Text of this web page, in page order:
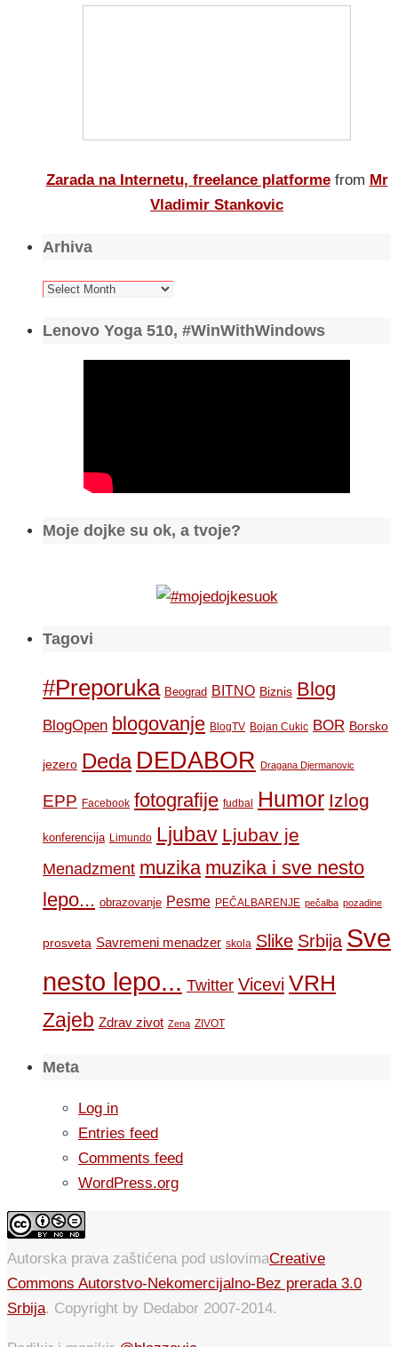
Zarada na Internetu, freelance platforme from Mr
Vladimir Stankovic
Arhiva
Arhiva
Lenovo Yoga 510, #WinWithWindows
Moje dojke su ok, a tvoje?
Tagovi
#Preporuka Beograd BITNO Biznis Blog
BlogOpen blogovanje BlogTV Bojan Cukic BOR Borsko
jezero Deda DEDABOR Dragana Djermanovic
EPP Facebook fotografije fudbal Humor Izlog
konferencija Limundo Ljubav Ljubav je
Menadzment muzika muzika i sve nesto
lepo... obrazovanje Pesme PEČALBARENJE pečalba pozadine
prosveta Savremeni menadzer skola Slike Srbija Sve
nesto lepo... Twitter Vicevi VRH
Zajeb Zdrav zivot Zena ZIVOT
Meta
Log in
Entries feed
Comments feed
WordPress.org
Autorska prava zaštićena pod uslovimaCreative
Commons Autorstvo-Nekomercijalno-Bez prerada 3.0
Srbija. Copyright by Dedabor 2007-2014.